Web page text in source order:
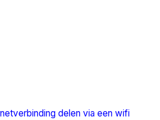
delen via een wifi